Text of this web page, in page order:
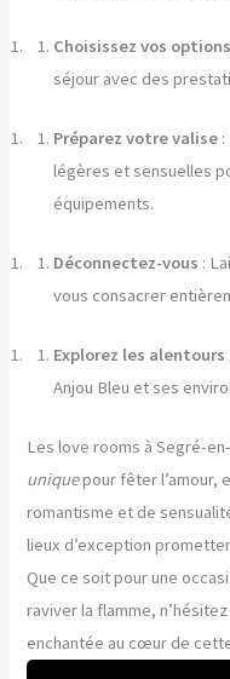
Choisissez vos options
séjour avec des
Préparez votre valise
légères et sensuelles
équipements.
Déconnectez-vous :
vous consacrer
Explorez les alentours
Anjou Bleu et ses
Les love rooms à Segré-
uniquepour fêter l’amour,
romantisme et de
lieux d’exception
Que ce soit pour une
raviver la flamme,
enchantée au cœur de